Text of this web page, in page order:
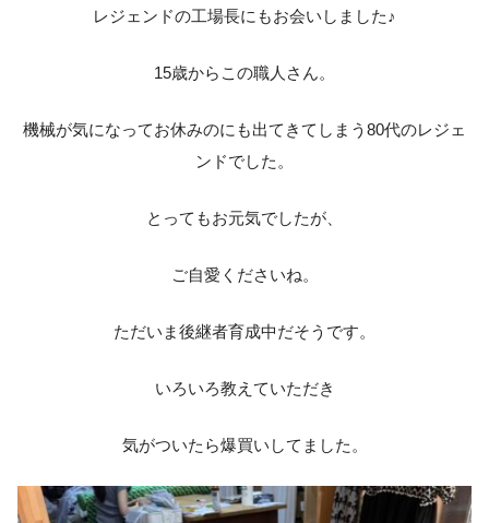
レジェンドの工場長にもお会いしました♪
15歳からこの職人さん。
機械が気になってお休みのにも出てきてしまう80代のレジェ
ンドでした。
とってもお元気でしたが、
ご自愛くださいね。
ただいま後継者育成中だそうです。
いろいろ教えていただき
気がついたら爆買いしてました。